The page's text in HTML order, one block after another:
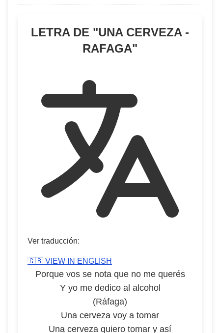
LETRA DE "UNA CERVEZA -
RAFAGA"
Ver traducción:
🇬🇧 VIEW IN ENGLISH
Porque vos se nota que no me querés
Y yo me dedico al alcohol
(Ráfaga)
Una cerveza voy a tomar
Una cerveza quiero tomar y así